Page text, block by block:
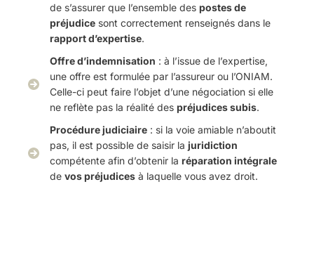
de s’assurer que l’ensemble des postes de
préjudice sont correctement renseignés dans le
rapport d’expertise.
Offre d’indemnisation : à l’issue de l’expertise,
une offre est formulée par l’assureur ou l’ONIAM.
Celle-ci peut faire l’objet d’une négociation si elle
ne reflète pas la réalité des préjudices subis.
Procédure judiciaire : si la voie amiable n’aboutit
pas, il est possible de saisir la juridiction
compétente afin d’obtenir la réparation intégrale
de vos préjudices à laquelle vous avez droit.